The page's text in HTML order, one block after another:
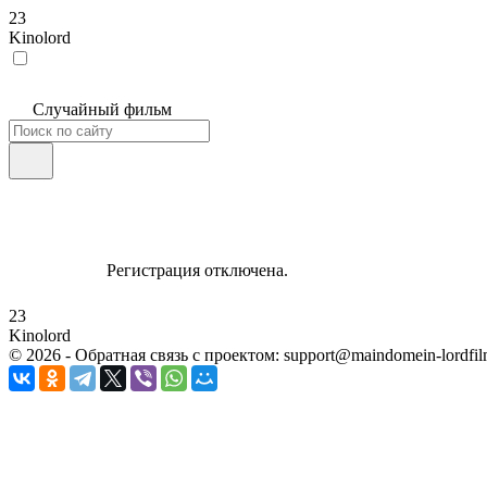
23
Kinolord
Случайный фильм
Регистрация отключена.
23
Kinolord
© 2026 - Обратная связь с проектом: support@maindomein-